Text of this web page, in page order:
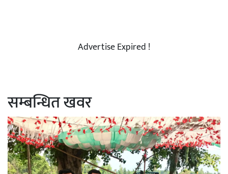
Advertise Expired !
सम्बन्धित खवर